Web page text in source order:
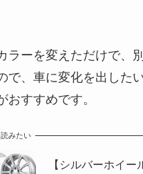
ラーを変えただけで、
で、車に変化を出した
おすすめです。
みたい
【シルバーホイ